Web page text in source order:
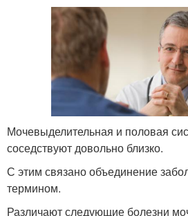
Мочевыделительная и половая
соседствуют довольно близко.
С этим связано объединение
термином.
Различают следующие болезни